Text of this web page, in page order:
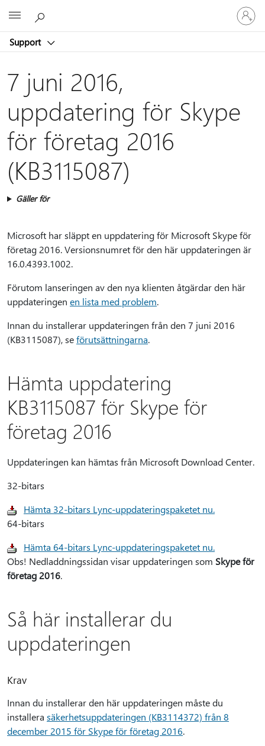
Support
Logga
in
på
konto
7 juni 2016,
uppdatering för Skype
för företag 2016
(KB3115087)
Gäller för
Microsoft har släppt en uppdatering för Microsoft Skype för
företag 2016. Versionsnumret för den här uppdateringen är
16.0.4393.1002.
Förutom lanseringen av den nya klienten åtgärdar den här
uppdateringen en lista med problem.
Innan du installerar uppdateringen från den 7 juni 2016
(KB3115087), seförutsättningarna.
Hämta uppdatering
KB3115087 för Skype för
företag 2016
Uppdateringen kan hämtas från Microsoft Download Center.
32-bitars
Hämta 32-bitars Lync-uppdateringspaketet nu.
64-bitars
Hämta 64-bitars Lync-uppdateringspaketet nu.
Obs! Nedladdningssidan visar uppdateringen som Skype för
företag 2016.
Så här installerar du
uppdateringen
Krav
Innan du installerar den här uppdateringen måste du
installera säkerhetsuppdateringen (KB3114372) från 8
december 2015 för Skype för företag 2016.